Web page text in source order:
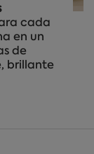
cada
en un
de
brillante